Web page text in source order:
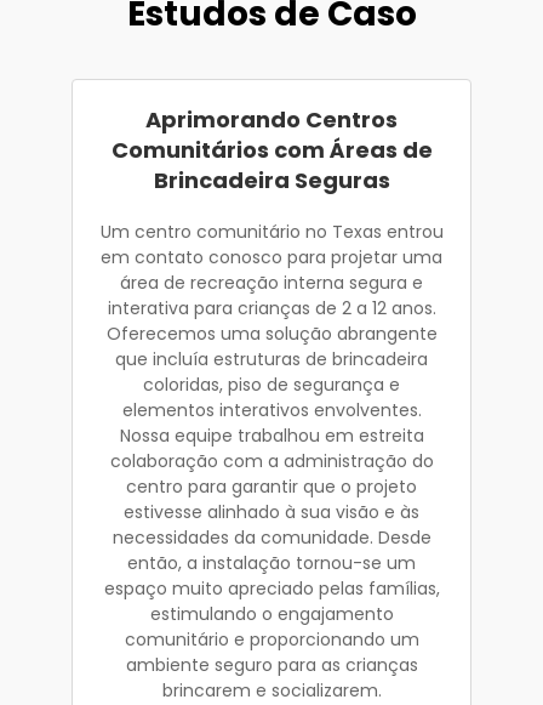
Estudos de Caso
Aprimorando Centros
Comunitários com Áreas de
Brincadeira Seguras
Um centro comunitário no Texas entrou
em contato conosco para projetar uma
área de recreação interna segura e
interativa para crianças de 2 a 12 anos.
Oferecemos uma solução abrangente
que incluía estruturas de brincadeira
coloridas, piso de segurança e
elementos interativos envolventes.
Nossa equipe trabalhou em estreita
colaboração com a administração do
centro para garantir que o projeto
estivesse alinhado à sua visão e às
necessidades da comunidade. Desde
então, a instalação tornou-se um
espaço muito apreciado pelas famílias,
estimulando o engajamento
comunitário e proporcionando um
ambiente seguro para as crianças
brincarem e socializarem.